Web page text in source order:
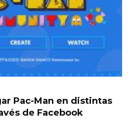
Pac-Man en distintas
de Facebook